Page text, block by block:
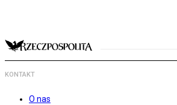
KONTAKT
O nas